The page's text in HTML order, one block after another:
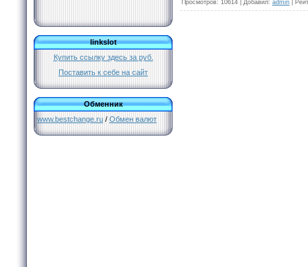
linkslot
Купить ссылку здесь за руб.
Поставить к себе на сайт
Обменник
www.bestchange.ru / Обмен валют
Просмотров: 10614 | Добавил: admin